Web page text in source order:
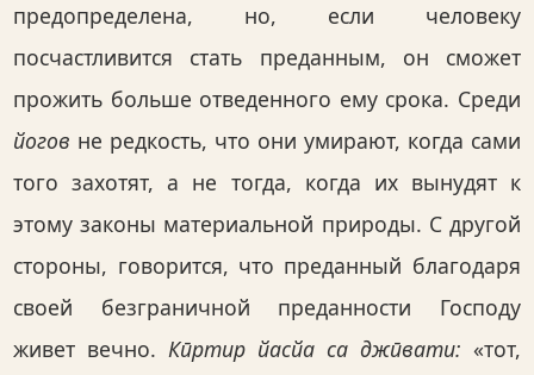
предопределена, но, если человеку
посчастливится стать преданным, он сможет
прожить больше отведенного ему срока. Среди
йогов не редкость, что они умирают, когда сами
того захотят, а не тогда, когда их вынудят к
этому законы материальной природы. С другой
стороны, говорится, что преданный благодаря
своей безграничной преданности Господу
живет вечно.Кӣртир йасйа са джӣвати: «тот,